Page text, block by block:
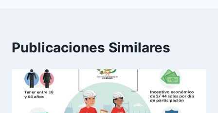
Publicaciones Similares